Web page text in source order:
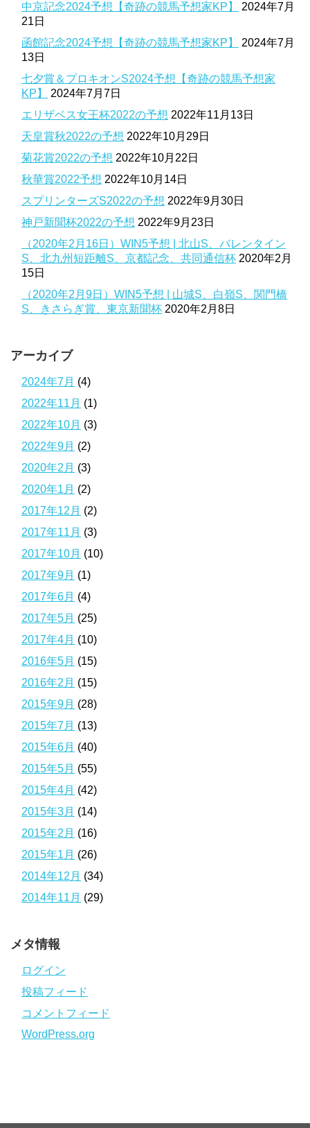
中京記念2024予想【奇跡の競馬予想家KP】
2024年7月
21日
函館記念2024予想【奇跡の競馬予想家KP】
2024年7月
13日
七夕賞＆プロキオンS2024予想【奇跡の競馬予想家
KP】
2024年7月7日
エリザベス女王杯2022の予想 2022年11月13日
天皇賞秋2022の予想 2022年10月29日
菊花賞2022の予想 2022年10月22日
秋華賞2022予想 2022年10月14日
スプリンターズS2022の予想 2022年9月30日
神戸新聞杯2022の予想 2022年9月23日
（2020年2月16日）WIN5予想 | 北山S、バレンタイン
S、北九州短距離S、京都記念、共同通信杯 2020年2月
15日
（2020年2月9日）WIN5予想 | 山城S、白嶺S、関門橋
S、きさらぎ賞、東京新聞杯 2020年2月8日
アーカイブ
2024年7月 (4)
2022年11月 (1)
2022年10月 (3)
2022年9月 (2)
2020年2月 (3)
2020年1月 (2)
2017年12月 (2)
2017年11月 (3)
2017年10月 (10)
2017年9月 (1)
2017年6月 (4)
2017年5月 (25)
2017年4月 (10)
2016年5月 (15)
2016年2月 (15)
2015年9月 (28)
2015年7月 (13)
2015年6月 (40)
2015年5月 (55)
2015年4月 (42)
2015年3月 (14)
2015年2月 (16)
2015年1月 (26)
2014年12月 (34)
2014年11月 (29)
メタ情報
ログイン
投稿フィード
コメントフィード
WordPress.org